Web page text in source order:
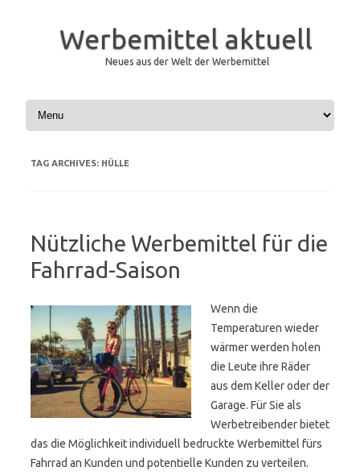
Werbemittel aktuell
Neues aus der Welt der Werbemittel
Skip to content
TAG ARCHIVES: HÜLLE
Nützliche Werbemittel für die
Fahrrad-Saison
Wenn die
Temperaturen wieder
wärmer werden holen
die Leute ihre Räder
aus dem Keller oder der
Garage. Für Sie als
Werbetreibender bietet
das die Möglichkeit individuell bedruckte Werbemittel fürs
Fahrrad an Kunden und potentielle Kunden zu verteilen.